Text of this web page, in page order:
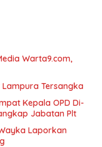
Warta9.com,
Tersangka
Kepala OPD Di-
Jabatan Plt
Laporkan